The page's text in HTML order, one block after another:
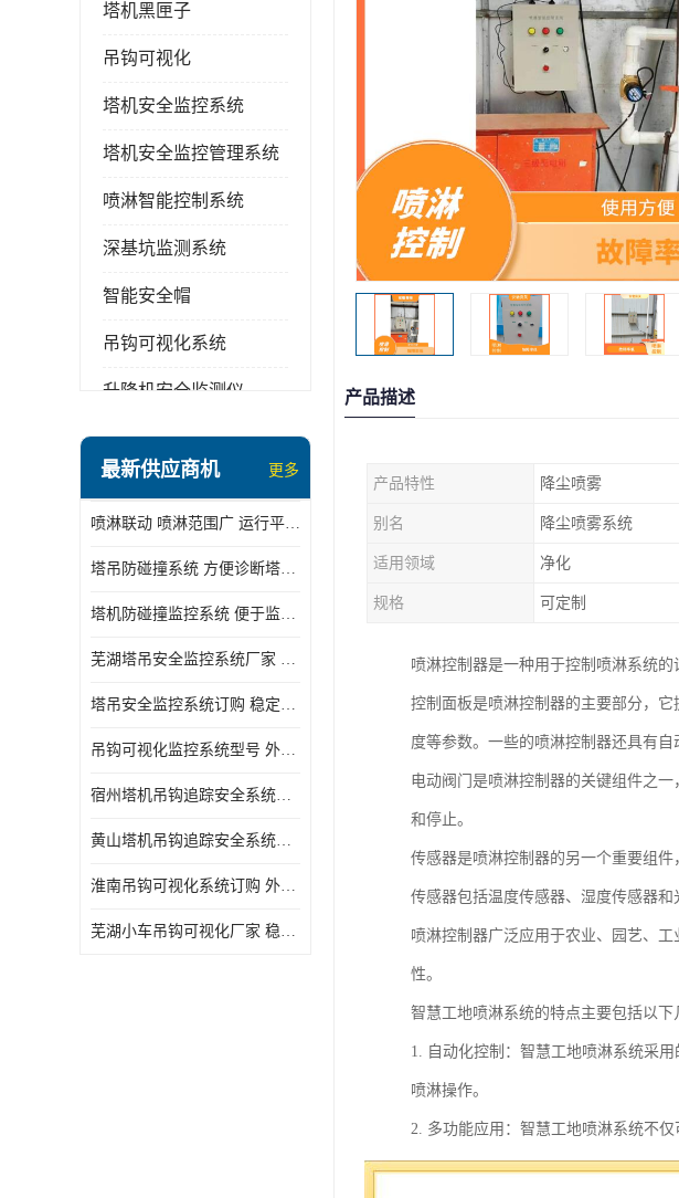
塔机黑匣子
吊钩可视化
塔机安全监控系统
塔机安全监控管理系统
喷淋智能控制系统
深基坑监测系统
智能安全帽
吊钩可视化系统
升降机安全监测仪
最新供应商机 更多
喷淋联动 喷淋范围广 运行平稳 噪音小
塔吊防碰撞系统 方便诊断塔机状态 自动变焦智能化跟踪
塔机防碰撞监控系统 便于监督和管理 主要应用于塔机的实时监控
芜湖塔吊安全监控系统厂家 外观简洁大方 减少盲吊引发的事故
塔吊安全监控系统订购 稳定性高 结构清晰稳定
吊钩可视化监控系统型号 外观简洁大方 信号稳定 抗干扰性强
宿州塔机吊钩追踪安全系统厂家 提高工作效率 结构清晰稳定
黄山塔机吊钩追踪安全系统价格 可远程查看 减少盲吊引发的事故
淮南吊钩可视化系统订购 外观简洁大方 体积小 占用空间小
芜湖小车吊钩可视化厂家 稳定性高 可视吊装 降低盲吊风险
产品描述
产品特性 降尘喷雾
别名 降尘喷雾系统
适用领域 净化
规格 可定制
喷淋控制器是一种用于控制喷淋系统
控制面板是喷淋控制器的主要部分，
度等参数。一些的喷淋控制器还具有
电动阀门是喷淋控制器的关键组件之
和停止。
传感器是喷淋控制器的另一个重要组
传感器包括温度传感器、湿度传感器和
喷淋控制器广泛应用于农业、园艺、
性。
智慧工地喷淋系统的特点主要包括以下
1. 自动化控制：智慧工地喷淋系统采
喷淋操作。
2. 多功能应用：智慧工地喷淋系统不
性。